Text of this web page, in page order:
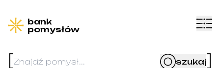
bank
pomysłów
[ szukaj]